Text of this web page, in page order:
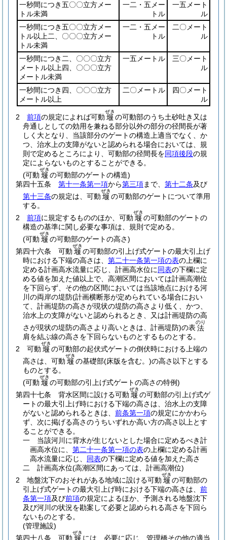
一秒間につき五〇〇立方メー
トル未満
一二・五メー
トル
一五メート
ル
一秒間につき五〇〇立方メー
トル以上二、〇〇〇立方メー
トル未満
一二・五メー
トル
二〇メート
ル
一秒間につき二、〇〇〇立方
メートル以上四、〇〇〇立方
メートル未満
一五メートル
三〇メート
ル
一秒間につき四、〇〇〇立方
メートル以上
二〇メートル
四〇メート
ル
2 前項の規定によれば可動 堰
ぜき
の可動部のうち土砂吐き又は
舟通しとしての効用を兼ねる部分以外の部分の径間長が著
しく大となり、当該部分のゲートの構造上適当でなく、か
つ、治水上の支障がないと認められる場合においては、規
則で定めるところにより、可動部の径間長を同項後段の規
定によらないものとすることができる。
(可動 堰
ぜき
の可動部のゲートの構造)
第四十五条
第十一条第一項から第三項まで、 第十二条及び
第十三条の規定は、可動 堰
ぜき
の可動部のゲートについて準用
する。
2
前項に規定するもののほか、可動 堰
ぜき
の可動部のゲートの
構造の基準に関し必要な事項は、規則で定める。
(可動 堰
ぜき
の可動部のゲートの高さ)
第四十六条
可動 堰
ぜき
の可動部の引上げ式ゲートの最大引上げ
時における下端の高さは、 第二十一条第一項の表の上欄に
定める計画高水流量に応じ、計画高水位に同表の下欄に定
める値を加えた値以上で、高潮区間においては計画高潮位
を下回らず、その他の区間においては当該地点における河
川の両岸の堤防(計画横断形が定められている場合におい
て、計画堤防の高さが現状の堤防の高さより低く、かつ、
治水上の支障がないと認められるとき、又は計画堤防の高
さが現状の堤防の高さより高いときは、計画堤防)の表法
のり
肩を結ぶ線の高さを下回らないものとするものとする。
2
可動 堰
ぜき
の可動部の起伏式ゲートの倒伏時における上端の
高さは、可動 堰
ぜき
の基礎部(床版を含む。)の高さ以下とする
ものとする。
(可動 堰
ぜき
の可動部の引上げ式ゲートの高さの特例)
第四十七条
背水区間に設ける可動 堰
ぜき
の可動部の引上げ式ゲ
ートの最大引上げ時における下端の高さは、治水上の支障
がないと認められるときは、 前条第一項の規定にかかわら
ず、次に掲げる高さのうちいずれか高い方の高さ以上とす
ることができる。
一
当該河川に背水が生じないとした場合に定めるべき計
画高水位に、 第二十一条第一項の表の上欄に定める計画
高水流量に応じ、 同表の下欄に定める値を加えた高さ
二
計画高水位(高潮区間にあっては、計画高潮位)
2
地盤沈下のおそれがある地域に設ける可動 堰
ぜき
の可動部の
引上げ式ゲートの最大引上げ時における下端の高さは、 前
条第一項及び前項の規定によるほか、予測される地盤沈下
及び河川の状況を勘案して必要と認められる高さを下回ら
ないものとする。
(管理施設)
第四十八条
可動
ぜき
には、必要に応じ、管理橋その他の適当